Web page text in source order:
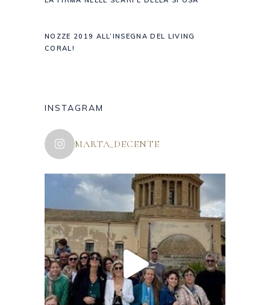
NOZZE 2019 ALL’INSEGNA DEL LIVING
CORAL!
INSTAGRAM
MARTA_DECENTE